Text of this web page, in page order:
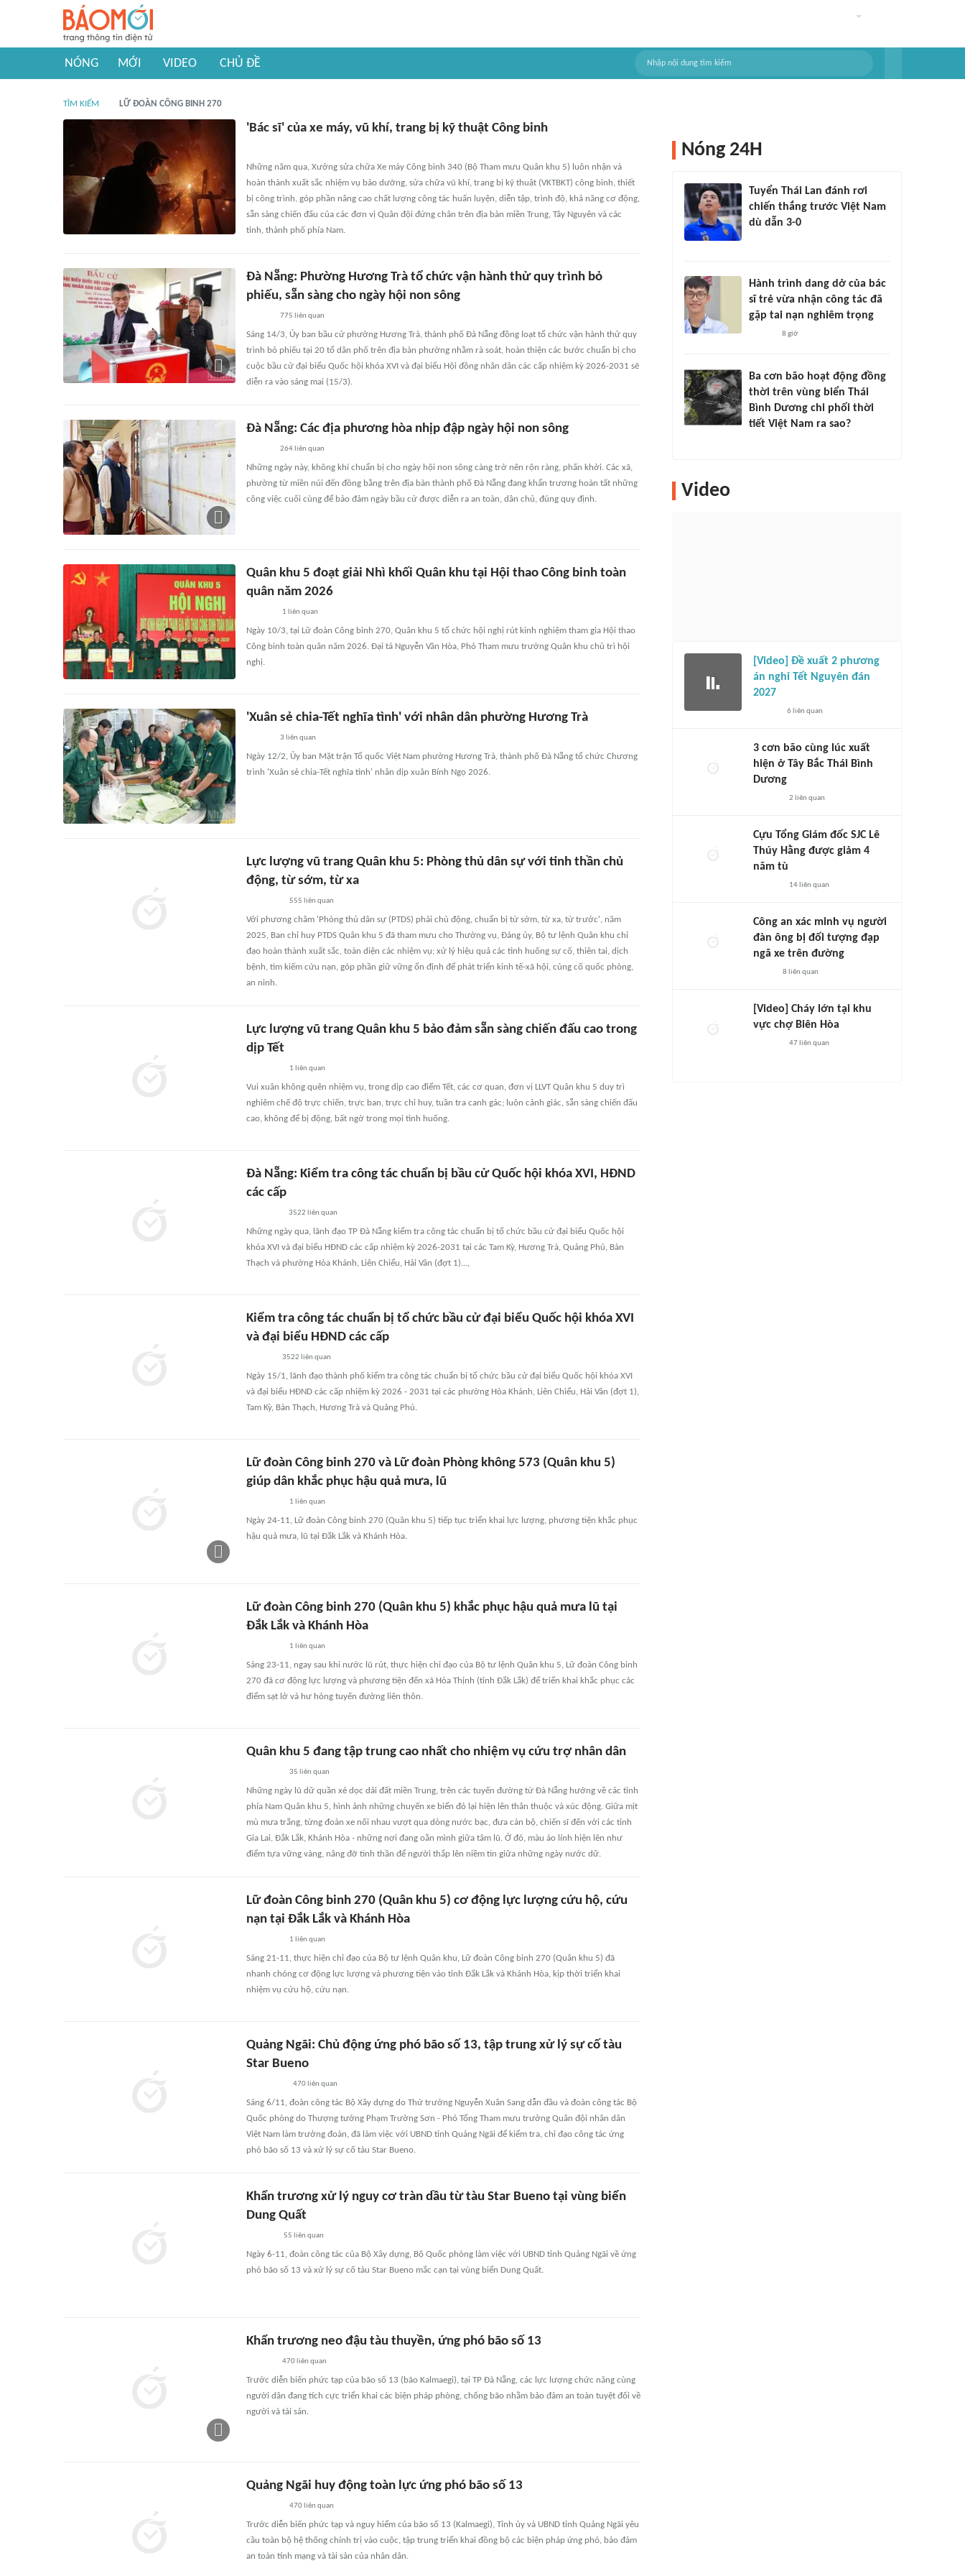
NÓNG MỚI VIDEO CHỦ ĐỀ
TÌM KIẾM LỮ ĐOÀN CÔNG BINH 270
'Bác sĩ' của xe máy, vũ khí, trang bị kỹ thuật Công binh
Những năm qua, Xưởng sửa chữa Xe máy Công binh 340 (Bộ Tham mưu Quân khu 5) luôn nhận và
hoàn thành xuất sắc nhiệm vụ bảo dưỡng, sửa chữa vũ khí, trang bị kỹ thuật (VKTBKT) công binh, thiết
bị công trình, góp phần nâng cao chất lượng công tác huấn luyện, diễn tập, trình độ, khả năng cơ động,
sẵn sàng chiến đấu của các đơn vị Quân đội đứng chân trên địa bàn miền Trung, Tây Nguyên và các
tỉnh, thành phố phía Nam.
Đà Nẵng: Phường Hương Trà tổ chức vận hành thử quy trình bỏ
phiếu, sẵn sàng cho ngày hội non sông
775 liên quan
Sáng 14/3, Ủy ban bầu cử phường Hương Trà, thành phố Đà Nẵng đồng loạt tổ chức vận hành thử quy
trình bỏ phiếu tại 20 tổ dân phố trên địa bàn phường nhằm rà soát, hoàn thiện các bước chuẩn bị cho
cuộc bầu cử đại biểu Quốc hội khóa XVI và đại biểu Hội đồng nhân dân các cấp nhiệm kỳ 2026-2031 sẽ
diễn ra vào sáng mai (15/3).
Đà Nẵng: Các địa phương hòa nhịp đập ngày hội non sông
264 liên quan
Những ngày này, không khí chuẩn bị cho ngày hội non sông càng trở nên rộn ràng, phấn khởi. Các xã,
phường từ miền núi đến đồng bằng trên địa bàn thành phố Đà Nẵng đang khẩn trương hoàn tất những
công việc cuối cùng để bảo đảm ngày bầu cử được diễn ra an toàn, dân chủ, đúng quy định.
Quân khu 5 đoạt giải Nhì khối Quân khu tại Hội thao Công binh toàn
quân năm 2026
1 liên quan
Ngày 10/3, tại Lữ đoàn Công binh 270, Quân khu 5 tổ chức hội nghị rút kinh nghiệm tham gia Hội thao
Công binh toàn quân năm 2026. Đại tá Nguyễn Văn Hòa, Phó Tham mưu trưởng Quân khu chủ trì hội
nghị.
'Xuân sẻ chia-Tết nghĩa tình' với nhân dân phường Hương Trà
3 liên quan
Ngày 12/2, Ủy ban Mặt trận Tổ quốc Việt Nam phường Hương Trà, thành phố Đà Nẵng tổ chức Chương
trình 'Xuân sẻ chia-Tết nghĩa tình' nhân dịp xuân Bính Ngọ 2026.
Lực lượng vũ trang Quân khu 5: Phòng thủ dân sự với tinh thần chủ
động, từ sớm, từ xa
555 liên quan
Với phương châm 'Phòng thủ dân sự (PTDS) phải chủ động, chuẩn bị từ sớm, từ xa, từ trước', năm
2025, Ban chỉ huy PTDS Quân khu 5 đã tham mưu cho Thường vụ, Đảng ủy, Bộ tư lệnh Quân khu chỉ
đạo hoàn thành xuất sắc, toàn diện các nhiệm vụ; xử lý hiệu quả các tình huống sự cố, thiên tai, dịch
bệnh, tìm kiếm cứu nạn, góp phần giữ vững ổn định để phát triển kinh tế-xã hội, củng cố quốc phòng,
an ninh.
Lực lượng vũ trang Quân khu 5 bảo đảm sẵn sàng chiến đấu cao trong
dịp Tết
1 liên quan
Vui xuân không quên nhiệm vụ, trong dịp cao điểm Tết, các cơ quan, đơn vị LLVT Quân khu 5 duy trì
nghiêm chế độ trực chiến, trực ban, trực chỉ huy, tuần tra canh gác; luôn cảnh giác, sẵn sàng chiến đấu
cao, không để bị động, bất ngờ trong mọi tình huống.
Đà Nẵng: Kiểm tra công tác chuẩn bị bầu cử Quốc hội khóa XVI, HĐND
các cấp
3522 liên quan
Những ngày qua, lãnh đạo TP Đà Nẵng kiểm tra công tác chuẩn bị tổ chức bầu cử đại biểu Quốc hội
khóa XVI và đại biểu HĐND các cấp nhiệm kỳ 2026-2031 tại các Tam Kỳ, Hương Trà, Quảng Phú, Bàn
Thạch và phường Hòa Khánh, Liên Chiểu, Hải Vân (đợt 1)...,
Kiểm tra công tác chuẩn bị tổ chức bầu cử đại biểu Quốc hội khóa XVI
và đại biểu HĐND các cấp
3522 liên quan
Ngày 15/1, lãnh đạo thành phố kiểm tra công tác chuẩn bị tổ chức bầu cử đại biểu Quốc hội khóa XVI
và đại biểu HĐND các cấp nhiệm kỳ 2026 - 2031 tại các phường Hòa Khánh, Liên Chiểu, Hải Vân (đợt 1),
Tam Kỳ, Bàn Thạch, Hương Trà và Quảng Phú.
Lữ đoàn Công binh 270 và Lữ đoàn Phòng không 573 (Quân khu 5)
giúp dân khắc phục hậu quả mưa, lũ
1 liên quan
Ngày 24-11, Lữ đoàn Công binh 270 (Quân khu 5) tiếp tục triển khai lực lượng, phương tiện khắc phục
hậu quả mưa, lũ tại Đắk Lắk và Khánh Hòa.
Lữ đoàn Công binh 270 (Quân khu 5) khắc phục hậu quả mưa lũ tại
Đắk Lắk và Khánh Hòa
1 liên quan
Sáng 23-11, ngay sau khi nước lũ rút, thực hiện chỉ đạo của Bộ tư lệnh Quân khu 5, Lữ đoàn Công binh
270 đã cơ động lực lượng và phương tiện đến xã Hòa Thịnh (tỉnh Đắk Lắk) để triển khai khắc phục các
điểm sạt lở và hư hỏng tuyến đường liên thôn.
Quân khu 5 đang tập trung cao nhất cho nhiệm vụ cứu trợ nhân dân
35 liên quan
Những ngày lũ dữ quần xé dọc dải đất miền Trung, trên các tuyến đường từ Đà Nẵng hướng về các tỉnh
phía Nam Quân khu 5, hình ảnh những chuyến xe biển đỏ lại hiện lên thân thuộc và xúc động. Giữa mịt
mù mưa trắng, từng đoàn xe nối nhau vượt qua dòng nước bạc, đưa cán bộ, chiến sĩ đến với các tỉnh
Gia Lai, Đắk Lắk, Khánh Hòa - những nơi đang oằn mình giữa tâm lũ. Ở đó, màu áo lính hiện lên như
điểm tựa vững vàng, nâng đỡ tinh thần để người thắp lên niềm tin giữa những ngày nước dữ.
Lữ đoàn Công binh 270 (Quân khu 5) cơ động lực lượng cứu hộ, cứu
nạn tại Đắk Lắk và Khánh Hòa
1 liên quan
Sáng 21-11, thực hiện chỉ đạo của Bộ tư lệnh Quân khu, Lữ đoàn Công binh 270 (Quân khu 5) đã
nhanh chóng cơ động lực lượng và phương tiện vào tỉnh Đắk Lắk và Khánh Hòa, kịp thời triển khai
nhiệm vụ cứu hộ, cứu nạn.
Quảng Ngãi: Chủ động ứng phó bão số 13, tập trung xử lý sự cố tàu
Star Bueno
470liên quan
Sáng 6/11, đoàn công tác Bộ Xây dựng do Thứ trưởng Nguyễn Xuân Sang dẫn đầu và đoàn công tác Bộ
Quốc phòng do Thượng tướng Phạm Trường Sơn - Phó Tổng Tham mưu trưởng Quân đội nhân dân
Việt Nam làm trưởng đoàn, đã làm việc với UBND tỉnh Quảng Ngãi để kiểm tra, chỉ đạo công tác ứng
phó bão số 13 và xử lý sự cố tàu Star Bueno.
Khẩn trương xử lý nguy cơ tràn dầu từ tàu Star Bueno tại vùng biển
Dung Quất
55 liên quan
Ngày 6-11, đoàn công tác của Bộ Xây dựng, Bộ Quốc phòng làm việc với UBND tỉnh Quảng Ngãi về ứng
phó bão số 13 và xử lý sự cố tàu Star Bueno mắc cạn tại vùng biển Dung Quất.
Khẩn trương neo đậu tàu thuyền, ứng phó bão số 13
470 liên quan
Trước diễn biến phức tạp của bão số 13 (bão Kalmaegi), tại TP Đà Nẵng, các lực lượng chức năng cùng
người dân đang tích cực triển khai các biện pháp phòng, chống bão nhằm bảo đảm an toàn tuyệt đối về
người và tài sản.
Quảng Ngãi huy động toàn lực ứng phó bão số 13
470 liên quan
Trước diễn biến phức tạp và nguy hiểm của bão số 13 (Kalmaegi), Tỉnh ủy và UBND tỉnh Quảng Ngãi yêu
cầu toàn bộ hệ thống chính trị vào cuộc, tập trung triển khai đồng bộ các biện pháp ứng phó, bảo đảm
an toàn tính mạng và tài sản của nhân dân.
Nóng 24H
Tuyển Thái Lan đánh rơi
chiến thắng trước Việt Nam
dù dẫn 3-0
Hành trình dang dở của bác
sĩ trẻ vừa nhận công tác đã
gặp tai nạn nghiêm trọng
8 giờ
Ba cơn bão hoạt động đồng
thời trên vùng biển Thái
Bình Dương chi phối thời
tiết Việt Nam ra sao?
Video
[Video] Đề xuất 2 phương
án nghỉ Tết Nguyên đán
2027
6 liên quan
3 cơn bão cùng lúc xuất
hiện ở Tây Bắc Thái Bình
Dương
2 liên quan
Cựu Tổng Giám đốc SJC Lê
Thúy Hằng được giảm 4
năm tù
14 liên quan
Công an xác minh vụ người
đàn ông bị đối tượng đạp
ngã xe trên đường
8 liên quan
[Video] Cháy lớn tại khu
vực chợ Biên Hòa
47liên quan